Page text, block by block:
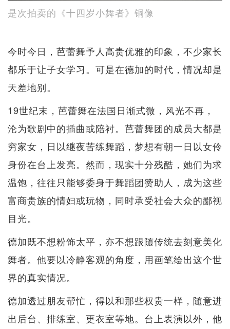
是次拍卖的《十四岁小舞者》铜像
今时今日，芭蕾舞予人高贵优雅的印象，不少家长
都乐于让子女学习。可是在德加的时代，情况却是
天差地别。
19世纪末，芭蕾舞在法国日渐式微，风光不再，
沦为歌剧中的插曲或陪衬。芭蕾舞团的成员大都是
穷家女，日以继夜苦练舞蹈，梦想有朝一日以女伶
身份在台上发亮。然而，现实十分残酷，她们为求
温饱，往往只能够委身于舞蹈团赞助人，成为这些
富商贵族的情妇或玩物，同时承受社会大众的鄙视
目光。
德加既不想粉饰太平，亦不想跟随传统去刻意美化
舞者。他要以冷静客观的角度，用画笔绘出这个世
界的真实情况。
德加透过朋友帮忙，得以和那些权贵一样，随意进
出后台、排练室、更衣室等地。台上表演以外，他